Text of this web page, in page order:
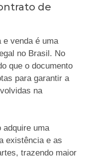
de
e venda é uma
no Brasil. No
que o documento
para garantir a
na
adquire uma
existência e as
trazendo maior